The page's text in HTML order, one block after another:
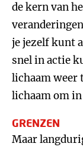
de kern van
je jezelf kunt
snel in actie
lichaam weer
lichaam om
GRENZEN
Maar